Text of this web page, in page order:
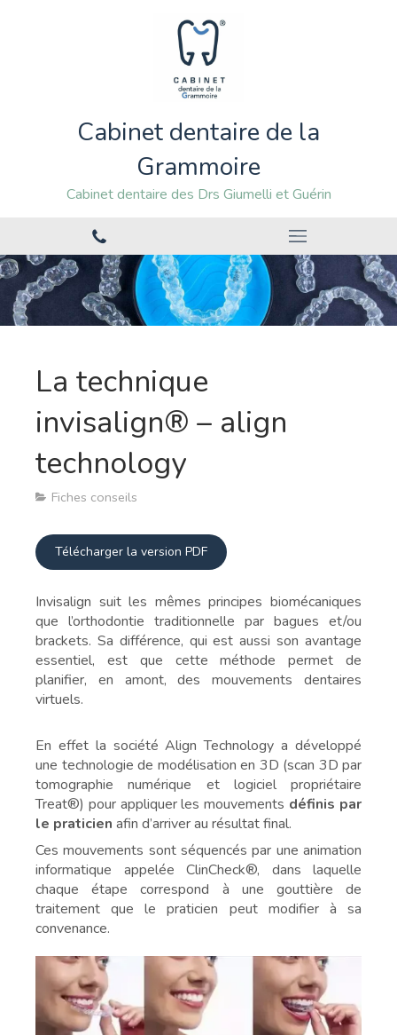
Cabinet dentaire de la
Grammoire
Cabinet dentaire des Drs Giumelli et Guérin
La technique
invisalign® – align
technology
Fiches conseils
Télécharger la version PDF
Invisalign suit les mêmes principes biomécaniques
que l’orthodontie traditionnelle par bagues et/ou
brackets. Sa différence, qui est aussi son avantage
essentiel, est que cette méthode permet de
planifier, en amont, des mouvements dentaires
virtuels.
En effet la société Align Technology a développé
une technologie de modélisation en 3D (scan 3D par
tomographie numérique et logiciel propriétaire
Treat®) pour appliquer les mouvements définis par
le praticien afin d’arriver au résultat final.
Ces mouvements sont séquencés par une animation
informatique appelée ClinCheck®, dans laquelle
chaque étape correspond à une gouttière de
traitement que le praticien peut modifier à sa
convenance.